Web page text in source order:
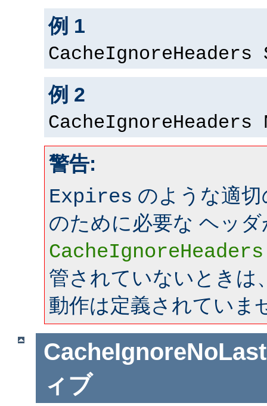
例 1
CacheIgnoreHeaders
例 2
CacheIgnoreHeaders
警告:
Expires のような適
のために必要な ヘッダ
CacheIgnoreHeaders
管されていないときは
動作は定義されていま
ィブ